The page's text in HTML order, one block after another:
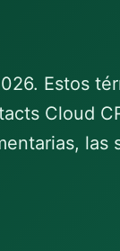
Estos
Cloud
las